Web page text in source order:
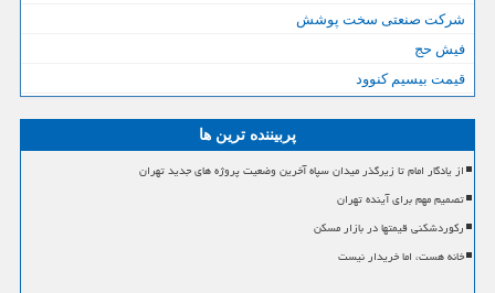
شرکت صنعتی سخت پوشش
فیش حج
قیمت بیسیم کنوود
پربیننده ترین ها
از یادگار امام تا زیرگذر میدان سپاه آخرین وضعیت پروژه های جدید تهران
تصمیم مهم برای آینده تهران
رکوردشکنی قیمتها در بازار مسکن
خانه هست، اما خریدار نیست